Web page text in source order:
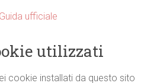
Guida ufficiale
utilizzati
cookie installati da questo sito